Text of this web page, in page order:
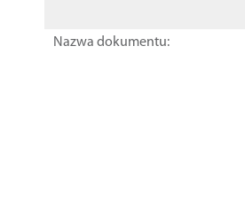
Nazwa dokumentu: